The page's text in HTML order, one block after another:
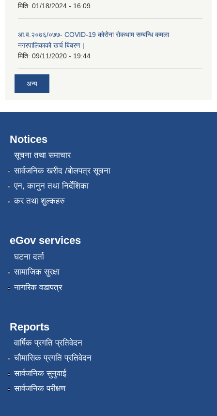
मिति: 01/18/2024 - 16:09
आ.व.२०७६/०७७- COVID-19 कोरोना रोकथाम सम्बन्धि कमला
नगरपालिकाको खर्च बिबरण |
मिति: 09/11/2020 - 19:44
अन्य
Notices
सूचना तथा समाचार
सार्वजनिक खरीद /बोलपत्र सूचना
एन, कानुन तथा निर्देशिका
कर तथा शुल्कहरु
eGov services
घटना दर्ता
सामाजिक सुरक्षा
नागरिक वडापत्र
Reports
वार्षिक प्रगति प्रतिवेदन
चौमासिक प्रगति प्रतिवेदन
सार्वजनिक सुनुवाई
सार्वजनिक परीक्षण